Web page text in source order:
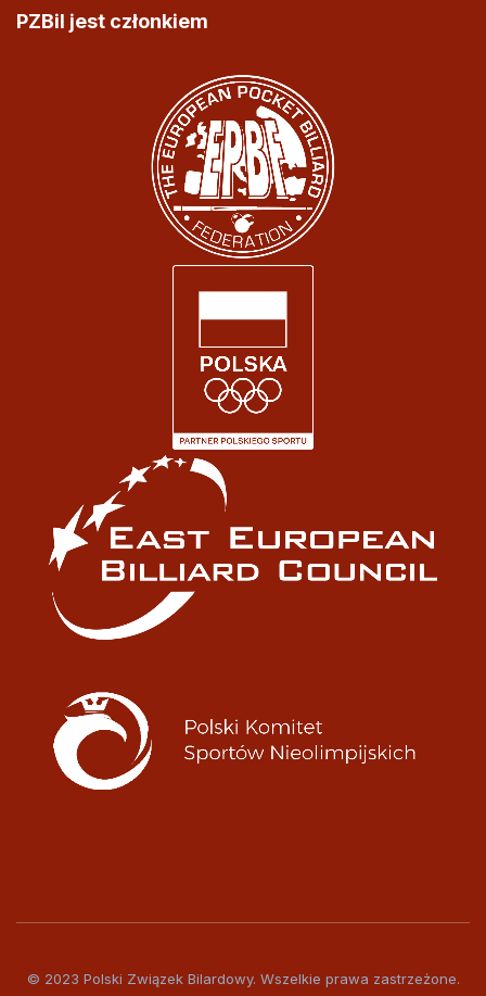
PZBil jest członkiem
© 2023 Polski Związek Bilardowy. Wszelkie prawa zastrzeżone.